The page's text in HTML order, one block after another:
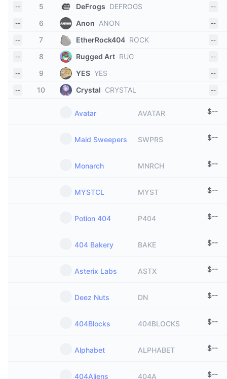
-- 5 DeFrogs DEFROGS --
-- 6 Anon ANON --
-- 7 EtherRock404 ROCK --
-- 8 Rugged Art RUG --
-- 9 YES YES --
-- 10 Crystal CRYSTAL --
Avatar AVATAR $--
Maid Sweepers SWPRS $--
Monarch MNRCH $--
MYSTCL MYST $--
Potion 404 P404 $--
404 Bakery BAKE $--
Asterix Labs ASTX $--
Deez Nuts DN $--
404Blocks 404BLOCKS $--
Alphabet ALPHABET $--
404Aliens 404A $--